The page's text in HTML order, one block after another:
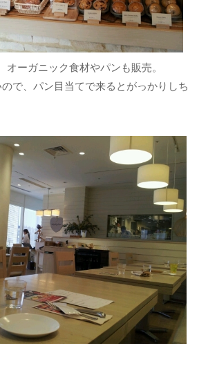
オーガニック食材やパンも販売。
で、パン目当てで来るとがっかりしち